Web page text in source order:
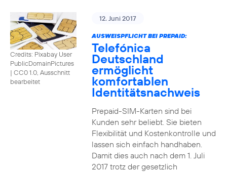
Credits: Pixabay User
PublicDomainPictures
| CC0 1.0, Ausschnitt
bearbeitet
12. Juni 2017
AUSWEISPFLICHT BEI PREPAID:
Telefónica
Deutschland
ermöglicht
komfortablen
Identitätsnachweis
Prepaid-SIM-Karten sind bei
Kunden sehr beliebt. Sie bieten
Flexibilität und Kostenkontrolle und
lassen sich einfach handhaben.
Damit dies auch nach dem 1. Juli
2017 trotz der gesetzlich